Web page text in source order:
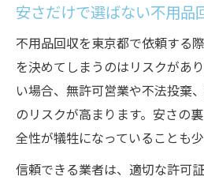
安さだけで選ばない不用品
不用品回収を東京都で依頼する
を決めてしまうのはリスクがあ
い場合、無許可営業や不法投棄
のリスクが高まります。安さの
全性が犠牲になっていることも
信頼できる業者は、適切な許可